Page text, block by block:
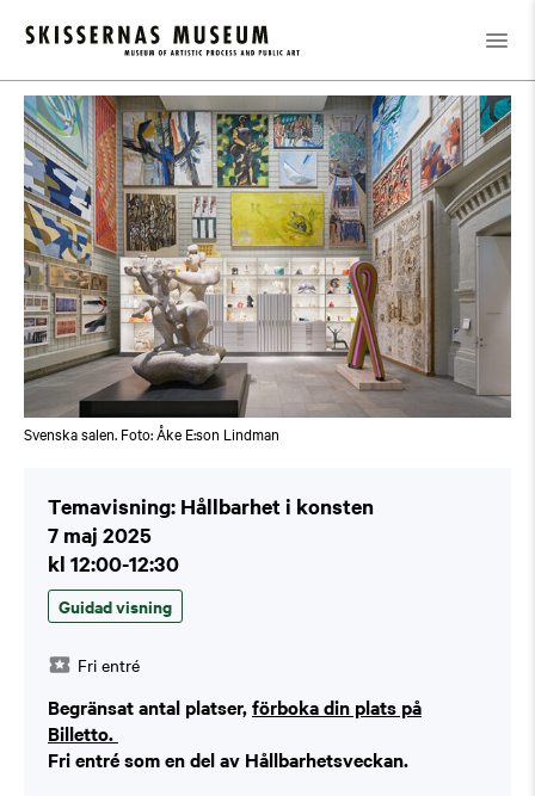
Kalender / Temavisning: Hållbarhet i konsten
Svenska salen. Foto: Åke E:son Lindman
Temavisning: Hållbarhet i konsten
7 maj 2025
kl 12:00-12:30
Guidad visning
Fri entré
Begränsat antal platser,förboka din plats på
Billetto.
Fri entré som en del av Hållbarhetsveckan.